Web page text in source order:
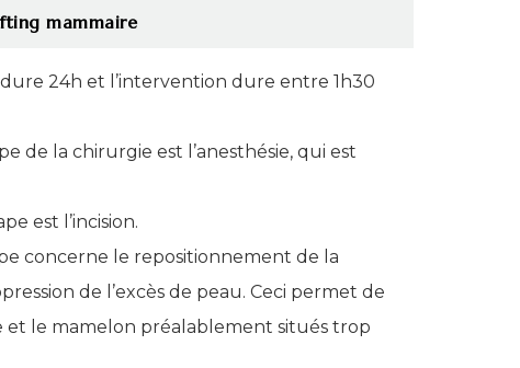
mammaire
dure 24h et l’intervention dure entre 1h30
de la chirurgie est l’anesthésie, qui est
est l’incision.
concerne le repositionnement de la
de l’excès de peau. Ceci permet de
et le mamelon préalablement situés trop